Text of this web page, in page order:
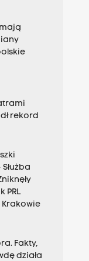
rekord
PRL
Krakowie
Fakty,
działa